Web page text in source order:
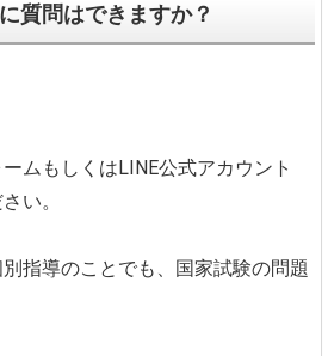
質問はできますか？
ムもしくはLINE公式アカウント
い。
指導のことでも、国家試験の問題